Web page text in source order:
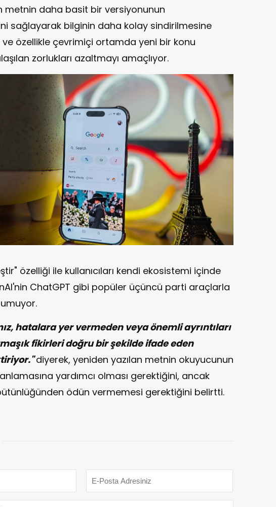
metnin daha basit bir versiyonunun
sağlayarak bilginin daha kolay sindirilmesine
ve özellikle çevrimiçi ortamda yeni bir konu
zorlukları azaltmayı amaçlıyor.
özelliği ile kullanıcıları kendi ekosistemi içinde
ChatGPT gibi popüler üçüncü parti araçlarla
hatalara yer vermeden veya önemli ayrıntıları
fikirleri doğru bir şekilde ifade eden
diyerek, yeniden yazılan metnin okuyucunun
yardımcı olması gerektiğini, ancak
ödün vermemesi gerektiğini belirtti.